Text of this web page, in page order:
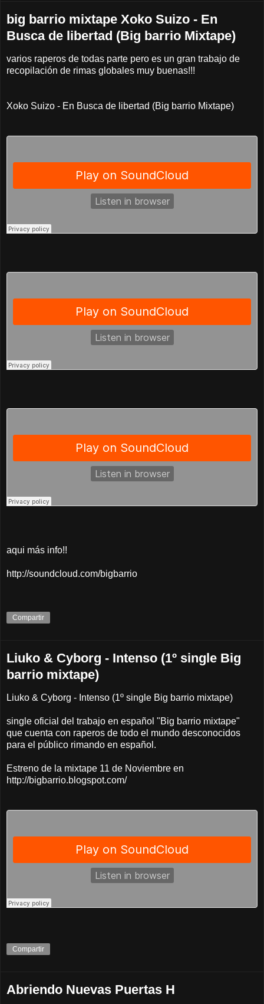
big barrio mixtape Xoko Suizo - En
Busca de libertad (Big barrio Mixtape)
varios raperos de todas parte pero es un gran trabajo de
recopilación de rimas globales muy buenas!!!
Xoko Suizo - En Busca de libertad (Big barrio Mixtape)
aqui más info!!
http://soundcloud.com/bigbarrio
Compartir
Liuko & Cyborg - Intenso (1º single Big
barrio mixtape)
Liuko & Cyborg - Intenso (1º single Big barrio mixtape)
single oficial del trabajo en español "Big barrio mixtape"
que cuenta con raperos de todo el mundo desconocidos
para el público rimando en español.
Estreno de la mixtape 11 de Noviembre en
http://bigbarrio.blogspot.com/
Compartir
Abriendo Nuevas Puertas H